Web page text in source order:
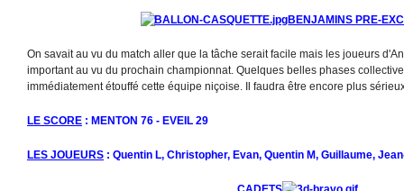
BENJAMINS PRE-
On savait au vu du match aller que la tâche serait facile mais les joueurs
important au vu du prochain championnat. Quelques belles phases
immédiatement étouffé cette équipe niçoise. Il faudra être encore plus
LE SCORE : MENTON 76 - EVEIL 29
LES JOUEURS : Quentin L, Christopher, Evan, Quentin M, Guillaume,